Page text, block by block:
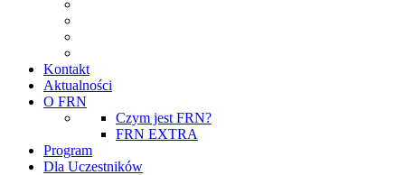
Kontakt
Aktualności
O FRN
Czym jest FRN?
FRN EXTRA
Program
Dla Uczestników